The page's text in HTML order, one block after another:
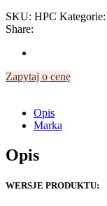
SKU: HPC Kategorie:
Share:
Zapytaj o cenę
Opis
Marka
Opis
WERSJE PRODUKTU: